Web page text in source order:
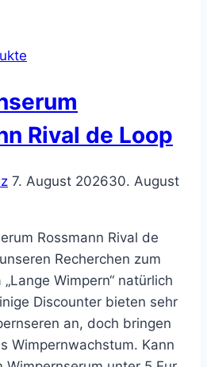
Rival de Loop
7. August 202630. August
Rossmann Rival de
Recherchen zum
Wimpern“ natürlich
Discounter bieten sehr
an, doch bringen
Wimpernwachstum. Kann